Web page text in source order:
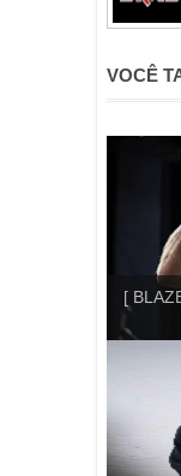
VOCÊ
[